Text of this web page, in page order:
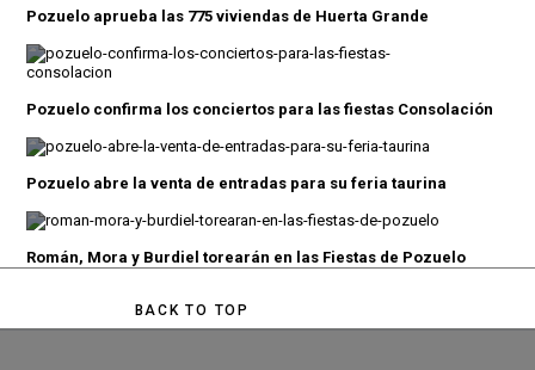
Pozuelo aprueba las 775 viviendas de Huerta Grande
Pozuelo confirma los conciertos para las fiestas Consolación
Pozuelo abre la venta de entradas para su feria taurina
Román, Mora y Burdiel torearán en las Fiestas de Pozuelo
BACK TO TOP